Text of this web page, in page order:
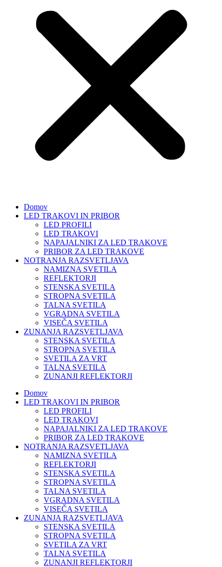
Domov
LED TRAKOVI IN PRIBOR
LED PROFILI
LED TRAKOVI
NAPAJALNIKI ZA LED TRAKOVE
PRIBOR ZA LED TRAKOVE
NOTRANJA RAZSVETLJAVA
NAMIZNA SVETILA
REFLEKTORJI
STENSKA SVETILA
STROPNA SVETILA
TALNA SVETILA
VGRADNA SVETILA
VISEČA SVETILA
ZUNANJA RAZSVETLJAVA
STENSKA SVETILA
STROPNA SVETILA
SVETILA ZA VRT
TALNA SVETILA
ZUNANJI REFLEKTORJI
Domov
LED TRAKOVI IN PRIBOR
LED PROFILI
LED TRAKOVI
NAPAJALNIKI ZA LED TRAKOVE
PRIBOR ZA LED TRAKOVE
NOTRANJA RAZSVETLJAVA
NAMIZNA SVETILA
REFLEKTORJI
STENSKA SVETILA
STROPNA SVETILA
TALNA SVETILA
VGRADNA SVETILA
VISEČA SVETILA
ZUNANJA RAZSVETLJAVA
STENSKA SVETILA
STROPNA SVETILA
SVETILA ZA VRT
TALNA SVETILA
ZUNANJI REFLEKTORJI